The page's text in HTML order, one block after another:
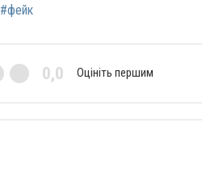
#фейк
0,0 Оцініть першим